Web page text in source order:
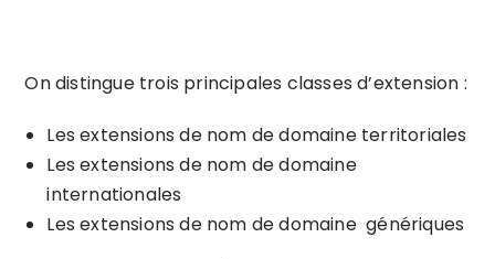
On distingue trois principales classes d’extension :
Les extensions de nom de domaine territoriales
Les extensions de nom de domaine
internationales
Les extensions de nom de domaine génériques